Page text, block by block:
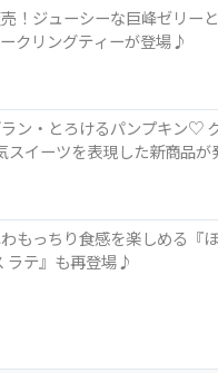
！ジューシーな巨峰ゼリー
クリングティーが登場♪
ン・とろけるパンプキン♡
イーツを表現した新商品が
もっちり食感を楽しめる『
ラテ』も再登場♪